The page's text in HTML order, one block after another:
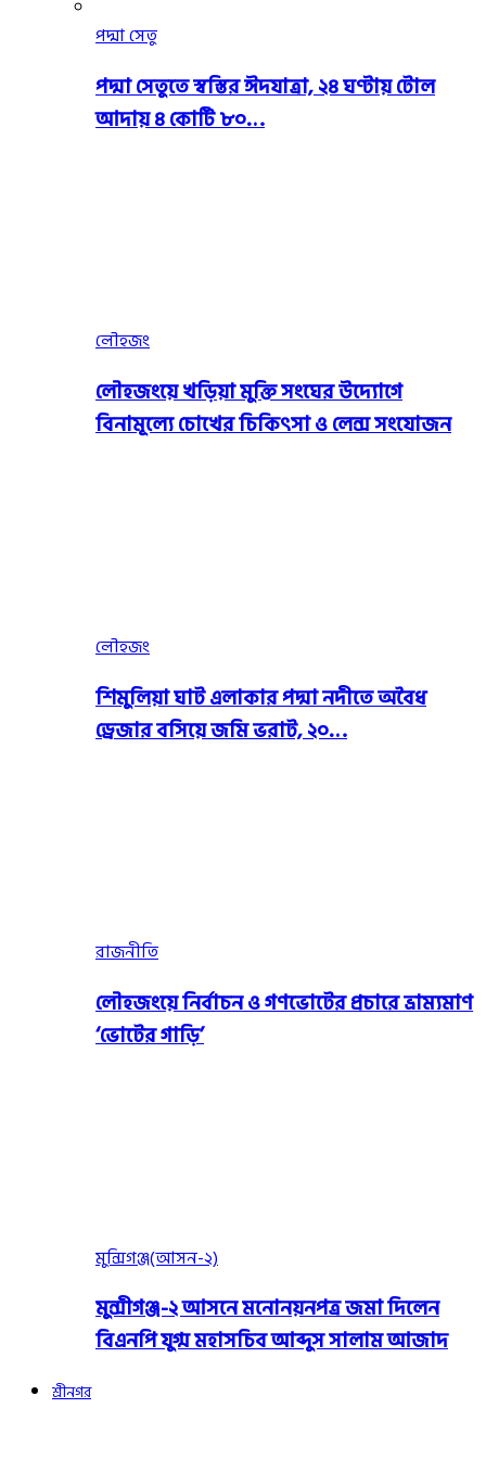
পদ্মা সেতু
পদ্মা সেতুতে স্বস্তির ঈদযাত্রা, ২৪ ঘণ্টায় টোল
আদায় ৪ কোটি ৮০…
লৌহজং
লৌহজংয়ে খড়িয়া মুক্তি সংঘের উদ্যোগে
বিনামূল্যে চোখের চিকিৎসা ও লেন্স সংযোজন
লৌহজং
শিমুলিয়া ঘাট এলাকার পদ্মা নদীতে অবৈধ
ড্রেজার বসিয়ে জমি ভরাট, ২০…
রাজনীতি
লৌহজংয়ে নির্বাচন ও গণভোটের প্রচারে ভ্রাম্যমাণ
‘ভোটের গাড়ি’
মুন্সিগঞ্জ(আসন-২)
মুন্সীগঞ্জ-২ আসনে মনোনয়নপত্র জমা দিলেন
বিএনপি যুগ্ম মহাসচিব আব্দুস সালাম আজাদ
শ্রীনগর